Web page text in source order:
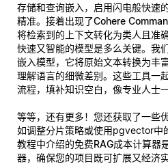
存储和查询嵌入，启用闪电般快速
精准。接着出现了Cohere
将检索到的上下文转化为类人且准
快速又智能的模型是多么关键。我
嵌入模型，它将原始文本转换为丰
理解语言的细微差别。这些工具一
流程，填补知识空白，像专业人士
等等，还有更多！您还获取了一些
如调整分片策略或使用pgvector中
教程中介绍的免费RAG成本计算器
器，确保您的项目既可扩展又经济